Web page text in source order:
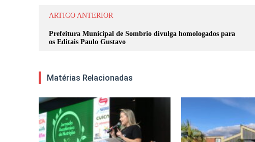
ARTIGO ANTERIOR
Prefeitura Municipal de Sombrio divulga homologados para
os Editais Paulo Gustavo
Matérias Relacionadas